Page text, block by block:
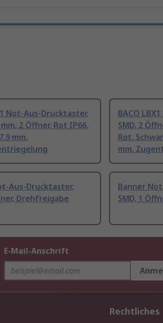
Not-Aus-Drucktaster,
2 Öffner, Rot IP66,
mm,
BACO
SMD, 2
Rot,
mm,
Aus-Drucktaster,
Drehfreigabe
Banner
SMD, 1
E-Mail-Anschrift
Rechtliches